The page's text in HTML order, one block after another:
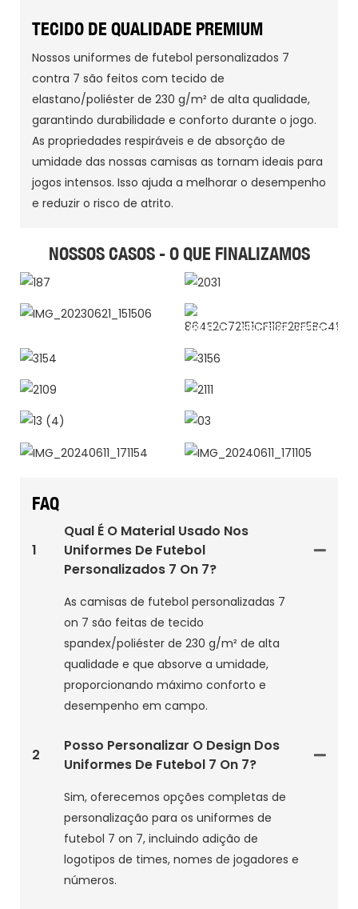
TECIDO DE QUALIDADE PREMIUM
Nossos uniformes de futebol personalizados 7
contra 7 são feitos com tecido de
elastano/poliéster de 230 g/m² de alta qualidade,
garantindo durabilidade e conforto durante o jogo.
As propriedades respiráveis e de absorção de
umidade das nossas camisas as tornam ideais para
jogos intensos. Isso ajuda a melhorar o desempenho
e reduzir o risco de atrito.
NOSSOS CASOS - O QUE FINALIZAMOS
FAQ
1
Qual É O Material Usado Nos
Uniformes De Futebol
Personalizados 7 On 7?
As camisas de futebol personalizadas 7
on 7 são feitas de tecido
spandex/poliéster de 230 g/m² de alta
qualidade e que absorve a umidade,
proporcionando máximo conforto e
desempenho em campo.
2
Posso Personalizar O Design Dos
Uniformes De Futebol 7 On 7?
Sim, oferecemos opções completas de
personalização para os uniformes de
futebol 7 on 7, incluindo adição de
logotipos de times, nomes de jogadores e
números.